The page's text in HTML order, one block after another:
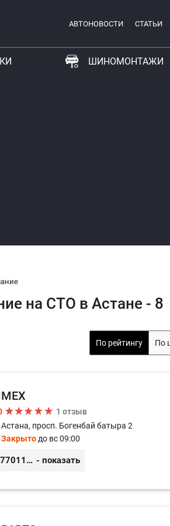
АВТОНОВОСТИ СТАТЬИ
ШИНОМОНТАЖИ
на СТО в Астане - 8
По рейтингу По
1 отзыв
Астана, просп. Богенбай батыра 2
Закрытодо вс 09:00
+77011248780 - показать